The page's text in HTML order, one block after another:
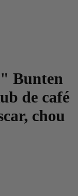
Bunten
de café
chou